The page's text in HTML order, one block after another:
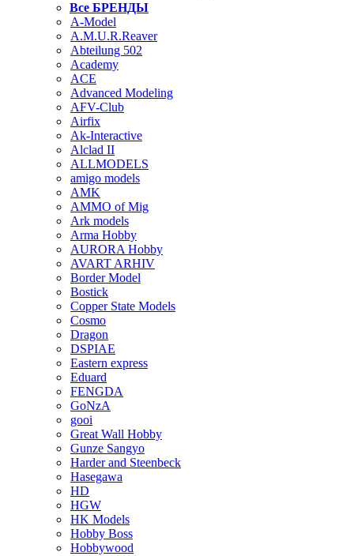
Все БРЕНДЫ
A-Model
A.M.U.R.Reaver
Abteilung 502
Academy
ACE
Advanced Modeling
AFV-Club
Airfix
Ak-Interactive
Alclad II
ALLMODELS
amigo models
AMK
AMMO of Mig
Ark models
Arma Hobby
AURORA Hobby
AVART ARHIV
Border Model
Bostick
Copper State Models
Cosmo
Dragon
DSPIAE
Eastern express
Eduard
FENGDA
GoNzA
gooi
Great Wall Hobby
Gunze Sangyo
Harder and Steenbeck
Hasegawa
HD
HGW
HK Models
Hobby Boss
Hobbywood